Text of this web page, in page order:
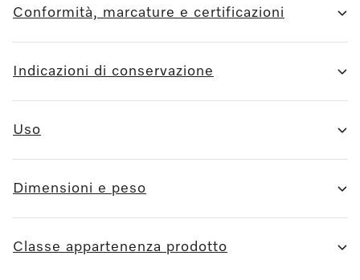
Conformità, marcature e certificazioni
Indicazioni di conservazione
Uso
Dimensioni e peso
Classe appartenenza prodotto